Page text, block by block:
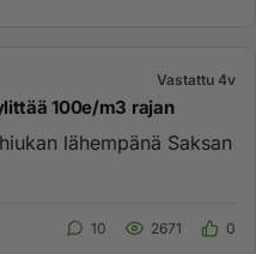
Vastattu 4v
100e/m3 rajan
lähempänä Saksan
10 2671 0